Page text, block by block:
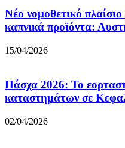
Νέο νομοθετικό
καπνικά προϊόντα:
15/04/2026
Πάσχα 2026: Το
καταστημάτων σε
02/04/2026